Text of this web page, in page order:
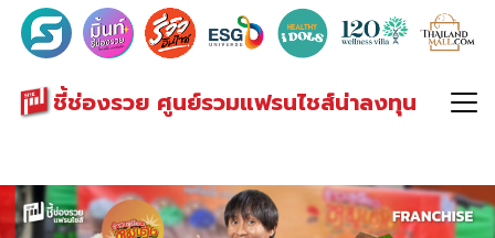
ชี้ช่องรวย ศูนย์รวมแฟรนไชส์น่าลงทุน
Search
for: